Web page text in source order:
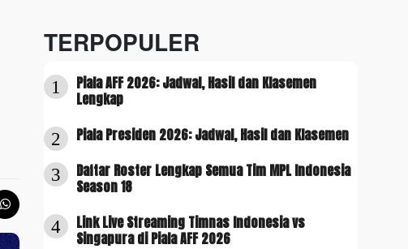
TERPOPULER
1
Piala AFF 2026: Jadwal, Hasil dan Klasemen
Lengkap
2 Piala Presiden 2026: Jadwal, Hasil dan Klasemen
3
Daftar Roster Lengkap Semua Tim MPL Indonesia
Season 18
4
Link Live Streaming Timnas Indonesia vs
Singapura di Piala AFF 2026